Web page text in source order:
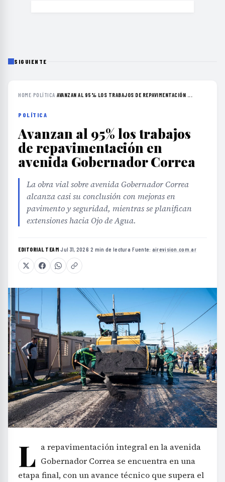
SIGUIENTE
HOME›POLÍTICA›AVANZAN AL 95% LOS TRABAJOS DE REPAVIMENTACIÓN ...
POLÍTICA
Avanzan al 95% los trabajos
de repavimentación en
avenida Gobernador Correa
La obra vial sobre avenida Gobernador Correa
alcanza casi su conclusión con mejoras en
pavimento y seguridad, mientras se planifican
extensiones hacia Ojo de Agua.
EDITORIAL TEAM·Jul 31, 2026·2 min de lectura·Fuente: airevision.com.ar
L a repavimentación integral en la avenida
Gobernador Correa se encuentra en una
etapa final, con un avance técnico que supera el